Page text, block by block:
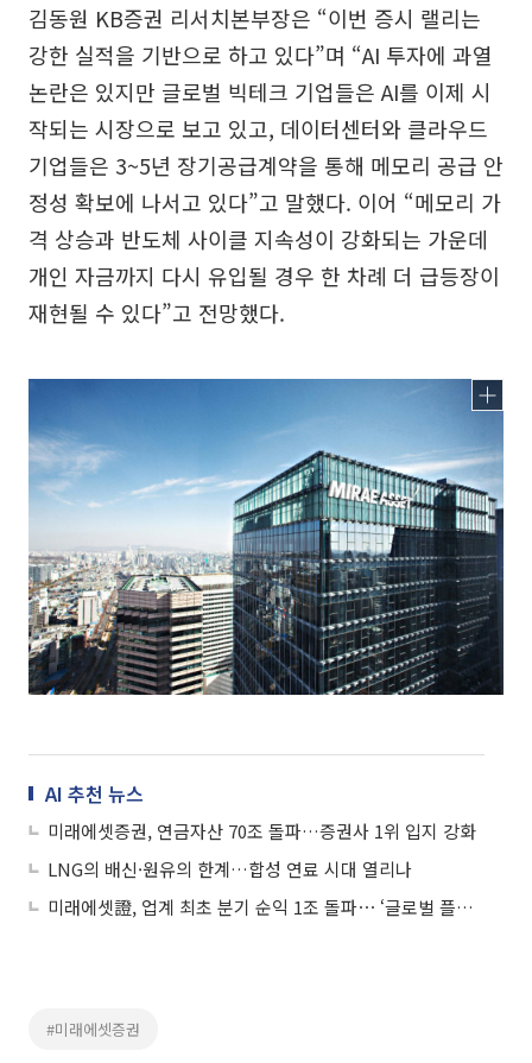
김동원 KB증권 리서치본부장은 “이번 증시 랠리는
강한 실적을 기반으로 하고 있다”며 “AI 투자에 과열
논란은 있지만 글로벌 빅테크 기업들은 AI를 이제 시
작되는 시장으로 보고 있고, 데이터센터와 클라우드
기업들은 3~5년 장기공급계약을 통해 메모리 공급 안
정성 확보에 나서고 있다”고 말했다. 이어 “메모리 가
격 상승과 반도체 사이클 지속성이 강화되는 가운데
개인 자금까지 다시 유입될 경우 한 차례 더 급등장이
재현될 수 있다”고 전망했다.
AI 추천 뉴스
미래에셋증권, 연금자산 70조 돌파…증권사 1위 입지 강화
LNG의 배신·원유의 한계…합성 연료 시대 열리나
미래에셋證, 업계 최초 분기 순익 1조 돌파⋯ ‘글로벌 플랫폼 전환 속도’
#미래에셋증권